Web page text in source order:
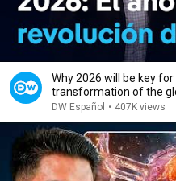
Why 2026 will be key
transformation of the
DW Español • 407K views